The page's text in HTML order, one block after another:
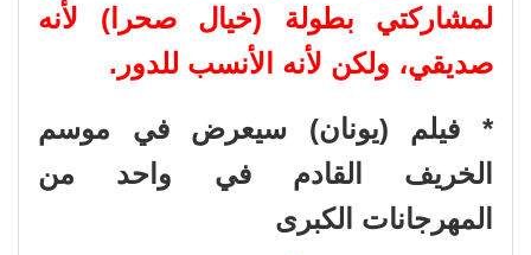
لمشاركتي بطولة (خيال صحرا) لأنه
صديقي، ولكن لأنه الأنسب للدور.
* فيلم (يونان) سيعرض في موسم
الخريف القادم في واحد من
المهرجانات الكبرى